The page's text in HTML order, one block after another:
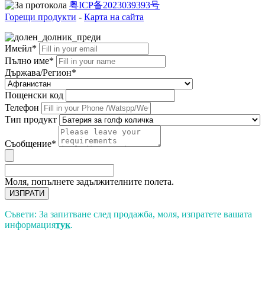
粤ICP备2023039393号
Горещи продукти - Карта на сайта
Имейл*
Пълно име*
Държава/Регион*
Пощенски код
Телефон
Тип продукт
Съобщение*
Моля, попълнете задължителните полета.
ИЗПРАТИ
Съвети: За запитване след продажба, моля, изпратете вашата
информациятук.